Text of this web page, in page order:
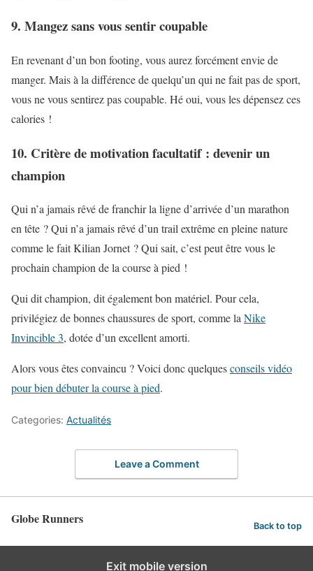
9. Mangez sans vous sentir coupable
En revenant d’un bon footing, vous aurez forcément envie de
manger. Mais à la différence de quelqu’un qui ne fait pas de sport,
vous ne vous sentirez pas coupable. Hé oui, vous les dépensez ces
calories !
10. Critère de motivation facultatif : devenir un
champion
Qui n’a jamais rêvé de franchir la ligne d’arrivée d’un marathon
en tête ? Qui n’a jamais rêvé d’un trail extrême en pleine nature
comme le fait Kilian Jornet ? Qui sait, c’est peut être vous le
prochain champion de la course à pied !
Qui dit champion, dit également bon matériel. Pour cela,
privilégiez de bonnes chaussures de sport, comme laNike
Invincible 3, dotée d’un excellent amorti.
Alors vous êtes convaincu ? Voici donc quelquesconseils vidéo
pour bien débuter la course à pied.
Categories: Actualités
Leave a Comment
Globe Runners Back to top
Exit mobile version